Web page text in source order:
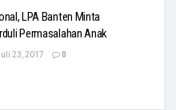
LPA Banten Minta
Permasalahan Anak
23, 2017 0